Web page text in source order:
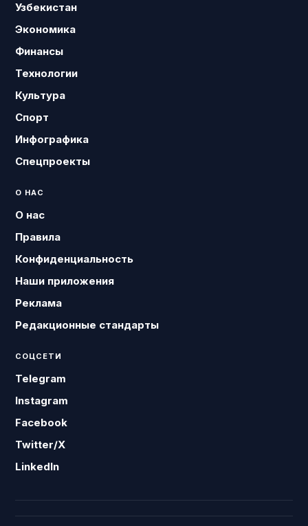
Узбекистан
Экономика
Финансы
Технологии
Культура
Спорт
Инфографика
Спецпроекты
О НАС
О нас
Правила
Конфиденциальность
Наши приложения
Реклама
Редакционные стандарты
СОЦСЕТИ
Telegram
Instagram
Facebook
Twitter/X
LinkedIn